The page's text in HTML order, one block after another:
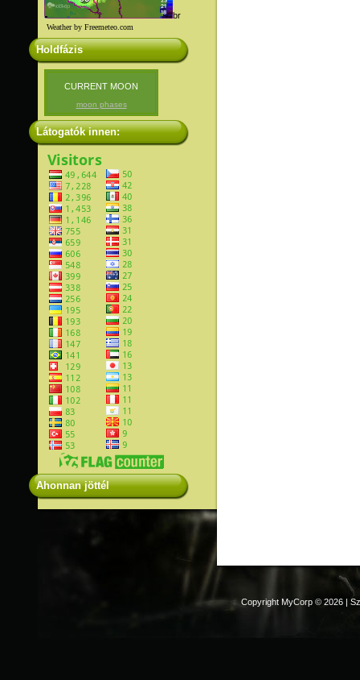
br
Weather by Freemeteo.com
Holdfázis
CURRENT MOON
moon phases
Látogatók innen:
Ahonnan jöttél
Copyright MyCorp © 2026 |